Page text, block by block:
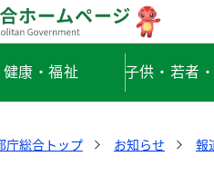
康・福祉 子供・若者
庁総合トップ お知らせ 報